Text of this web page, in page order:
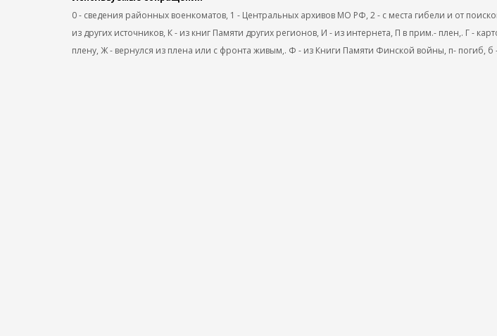
0 - сведения районных военкоматов, 1 - Центральных архивов МО РФ, 2 - с места гибели и от
из других источников, К - из книг Памяти других регионов, И - из интернета, П в прим.- плен,. Г -
плену, Ж - вернулся из плена или с фронта живым,. Ф - из Книги Памяти Финской войны, п- погиб, б -